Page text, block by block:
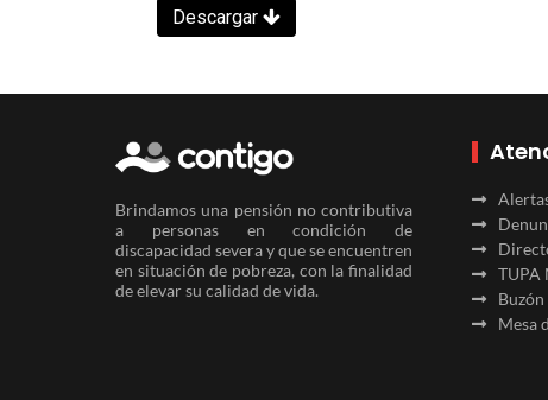
Descargar
Brindamos una pensión no contributiva
a personas en condición de
discapacidad severa y que se encuentren
en situación de pobreza, con la finalidad
de elevar su calidad de vida.
TUPA
Mesa